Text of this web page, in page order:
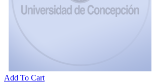
Add To Cart